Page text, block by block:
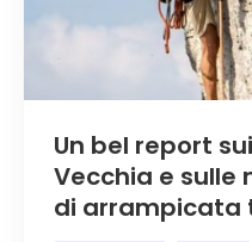
Un bel report
Vecchia e sulle
di arrampicata